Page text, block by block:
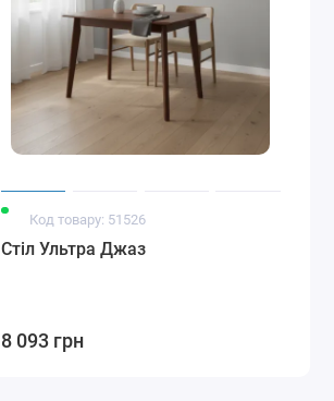
Код товару: 51526
Стіл Ультра Джаз
8 093 грн